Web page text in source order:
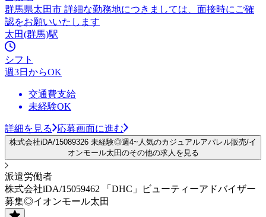
群馬県太田市 詳細な勤務地につきましては、面接時にご確
認をお願いいたします
太田(群馬)駅
シフト
週3日からOK
交通費支給
未経験OK
詳細を見る 応募画面に進む
株式会社iDA/15089326 未経験◎週4~人気のカジュアルアパレル販売/イ
オンモール太田のその他の求人を見る
派遣労働者
株式会社iDA/15059462 「DHC」ビューティーアドバイザー
募集◎イオンモール太田